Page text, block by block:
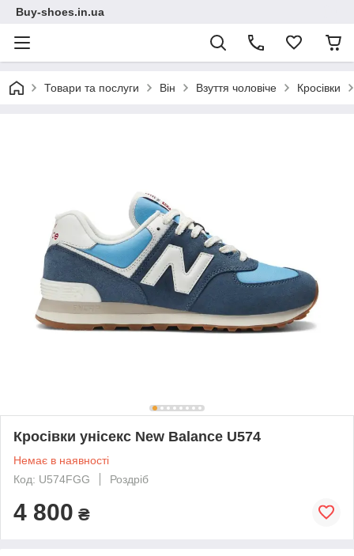
Buy-shoes.in.ua
Товари та послуги Він Взуття чоловіче Кросівки
Кросівки унісекс New Balance U574
Немає в наявності
Код: U574FGG
Роздріб
4 800 ₴